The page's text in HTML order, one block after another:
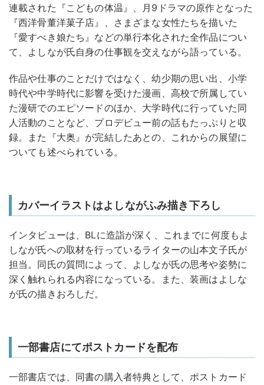
連載された『こどもの体温』、月9ドラマの原作となった
『西洋骨董洋菓子店』、さまざまな女性たちを描いた
『愛すべき娘たち』などの単行本化された全作品につい
て、よしなが氏自身の仕事観を交えながら語っている。
作品や仕事のことだけではなく、幼少期の思い出、小学
時代や中学時代に影響を受けた漫画、高校で所属してい
た漫研でのエピソードのほか、大学時代に行っていた同
人活動のことなど、プロデビュー前の話もたっぷりと収
録。また『大奥』が完結したあとの、これからの展望に
ついても述べられている。
カバーイラストはよしながふみ描き下ろし
インタビューは、BLに造詣が深く、これまでに何度もよ
しなが氏への取材を行っているライターの山本文子氏が
担当。同氏の質問によって、よしなが氏の思考や姿勢に
深く触れられる内容になっている。また、装画はよしな
が氏の描きおろしだ。
一部書店にてポストカードを配布
一部書店では、同書の購入者特典として、ポストカード